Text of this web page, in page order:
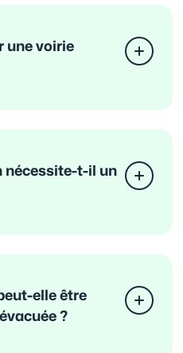
une voirie
nécessite-t-il un
elle être
?